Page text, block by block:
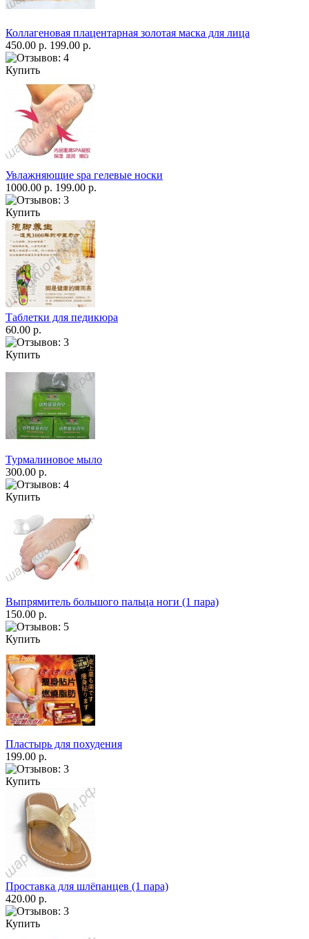
Коллагеновая плацентарная золотая маска для лица
450.00 р. 199.00 р.
Купить
Увлажняющие spa гелевые носки
1000.00 р. 199.00 р.
Купить
Таблетки для педикюра
60.00 р.
Купить
Турмалиновое мыло
300.00 р.
Купить
Выпрямитель большого пальца ноги (1 пара)
150.00 р.
Купить
Пластырь для похудения
199.00 р.
Купить
Проставка для шлёпанцев (1 пара)
420.00 р.
Купить